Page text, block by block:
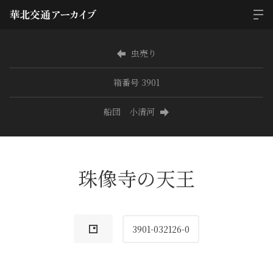
虫売り
箱番号 3901
船団 小清河
珠像寺の天王
3901-032126-0